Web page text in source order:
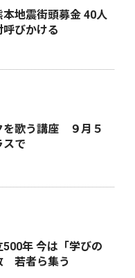
地震街頭募金 40人
びかける
を歌う講座 ９月５
スで
年 今は「学びの
若者ら集う